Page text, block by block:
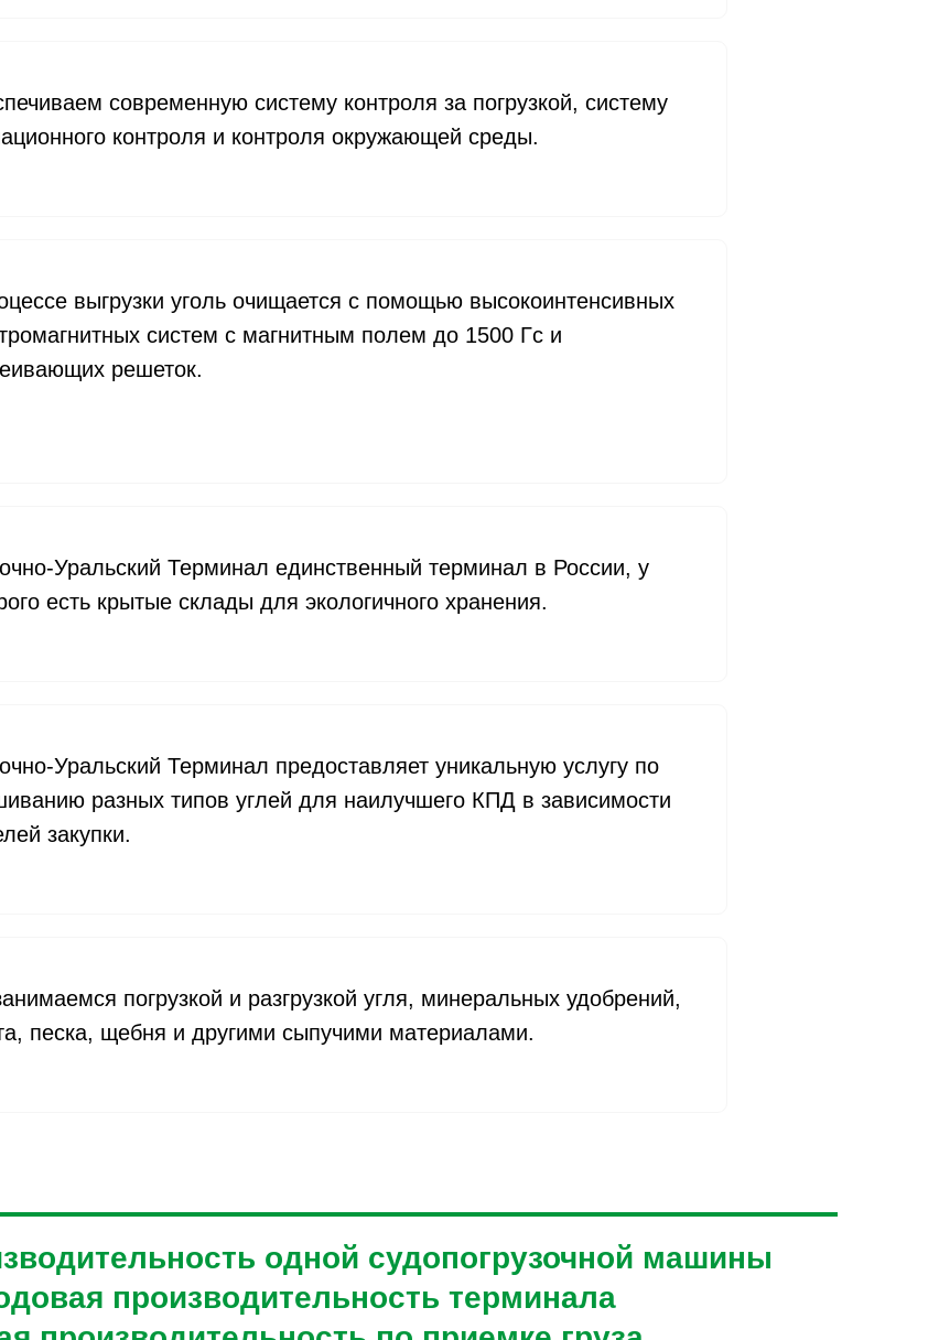
современную систему контроля за погрузкой, систему
контроля и контроля окружающей среды.
выгрузки уголь очищается с помощью высокоинтенсивных
систем с магнитным полем до 1500 Гс и
решеток.
Уральский Терминал единственный терминал в России, у
есть крытые склады для экологичного хранения.
Уральский Терминал предоставляет уникальную услугу по
разных типов углей для наилучшего КПД в зависимости
закупки.
погрузкой и разгрузкой угля, минеральных удобрений,
песка, щебня и другими сыпучими материалами.
одной судопогрузочной машины
производительность терминала